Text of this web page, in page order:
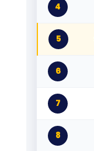
4
5
6
7
8